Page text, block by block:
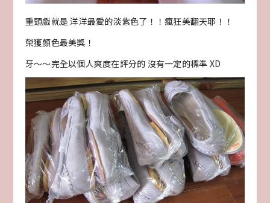
重頭戲就是 洋洋最愛的淡紫色了！！瘋狂美翻天耶！！
榮獲顏色最美獎！
牙～～完全以個人爽度在評分的 沒有一定的標準 XD